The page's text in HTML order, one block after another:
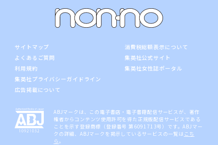
サイトマップ
よくあるご質問
利用規約
集英社プライバシーガイドライン
広告掲載について
消費税総額表示について
集英社公式サイト
集英社女性誌ポータル
ABJマークは、この電子書店・電子書籍配信サービスが、著作
権者からコンテンツ使用許可を得た正規版配信サービスである
ことを示す登録商標（登録番号 第6091713号）です。ABJマー
クの詳細、ABJマークを掲示しているサービスの一覧は こち
ら。